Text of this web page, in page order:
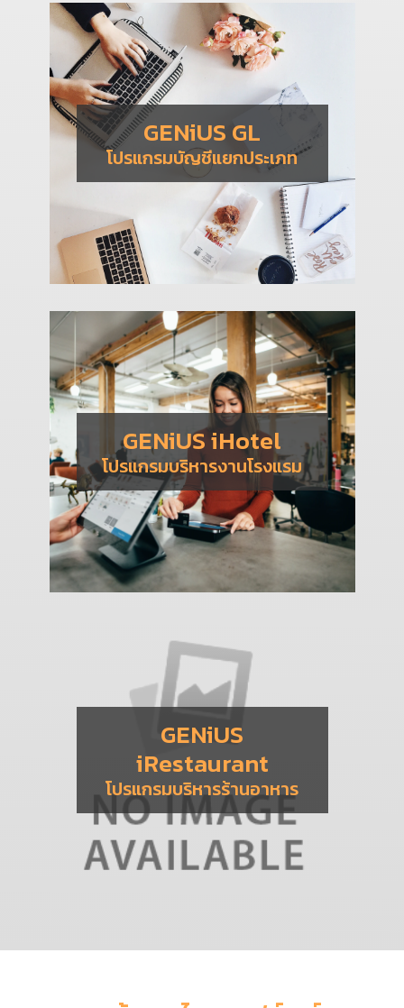
GENiUS GL
โปรแกรมบัญชีแยกประเภท
GENiUS iHotel
โปรแกรมบริหารงานโรงแรม
GENiUS
iRestaurant
โปรแกรมบริหารร้านอาหาร